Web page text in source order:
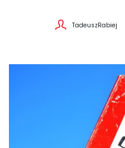
TadeuszRabiej